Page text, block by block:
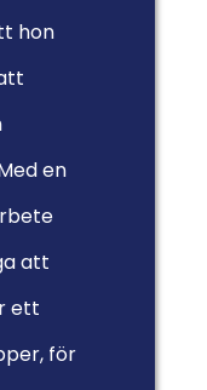
hon
en
att
ett
för